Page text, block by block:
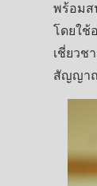
พร้อมส
โดยใช้
เชี่ยวช
สัญญาณ